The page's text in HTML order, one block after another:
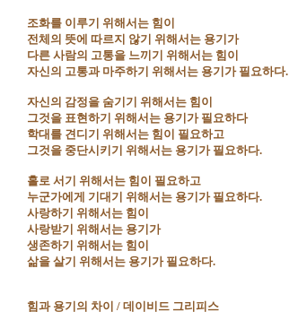
조화를 이루기 위해서는 힘이
전체의 뜻에 따르지 않기 위해서는 용기가
다른 사람의 고통을 느끼기 위해서는 힘이
자신의 고통과 마주하기 위해서는 용기가 필요하다.
자신의 감정을 숨기기 위해서는 힘이
그것을 표현하기 위해서는 용기가 필요하다
학대를 견디기 위해서는 힘이 필요하고
그것을 중단시키기 위해서는 용기가 필요하다.
홀로 서기 위해서는 힘이 필요하고
누군가에게 기대기 위해서는 용기가 필요하다.
사랑하기 위해서는 힘이
사랑받기 위해서는 용기가
생존하기 위해서는 힘이
삶을 살기 위해서는 용기가 필요하다.
힘과 용기의 차이 / 데이비드 그리피스